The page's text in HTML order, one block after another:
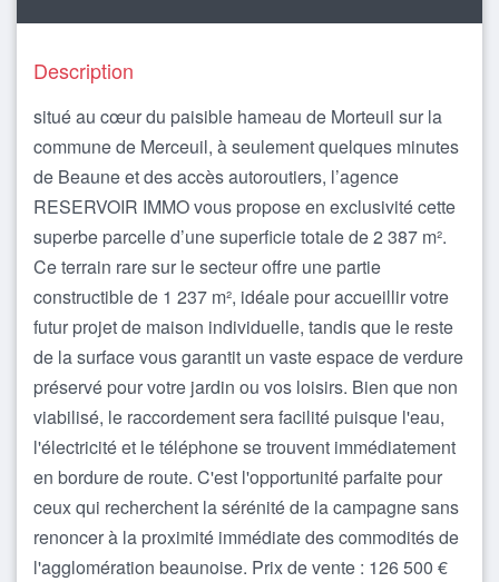
Description
situé au cœur du paisible hameau de Morteuil sur la
commune de Merceuil, à seulement quelques minutes
de Beaune et des accès autoroutiers, l’agence
RESERVOIR IMMO vous propose en exclusivité cette
superbe parcelle d’une superficie totale de 2 387 m².
Ce terrain rare sur le secteur offre une partie
constructible de 1 237 m², idéale pour accueillir votre
futur projet de maison individuelle, tandis que le reste
de la surface vous garantit un vaste espace de verdure
préservé pour votre jardin ou vos loisirs. Bien que non
viabilisé, le raccordement sera facilité puisque l'eau,
l'électricité et le téléphone se trouvent immédiatement
en bordure de route. C'est l'opportunité parfaite pour
ceux qui recherchent la sérénité de la campagne sans
renoncer à la proximité immédiate des commodités de
l'agglomération beaunoise. Prix de vente : 126 500 €